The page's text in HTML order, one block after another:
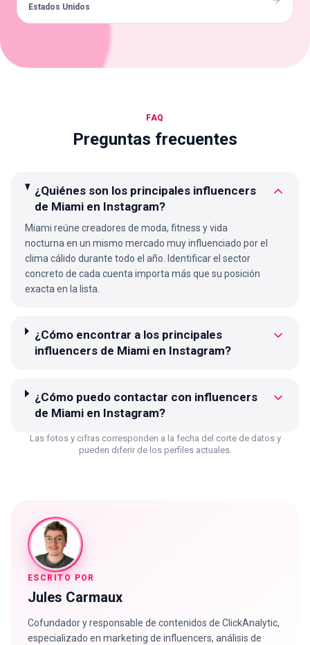
Estados Unidos
FAQ
Preguntas frecuentes
¿Quiénes son los principales influencers
de Miami en Instagram?
Miami reúne creadores de moda, fitness y vida
nocturna en un mismo mercado muy influenciado por el
clima cálido durante todo el año. Identificar el sector
concreto de cada cuenta importa más que su posición
exacta en la lista.
¿Cómo encontrar a los principales
influencers de Miami en Instagram?
¿Cómo puedo contactar con influencers
de Miami en Instagram?
Las fotos y cifras corresponden a la fecha del corte de datos y
pueden diferir de los perfiles actuales.
ESCRITO POR
Jules Carmaux
Cofundador y responsable de contenidos de ClickAnalytic,
especializado en marketing de influencers, análisis de